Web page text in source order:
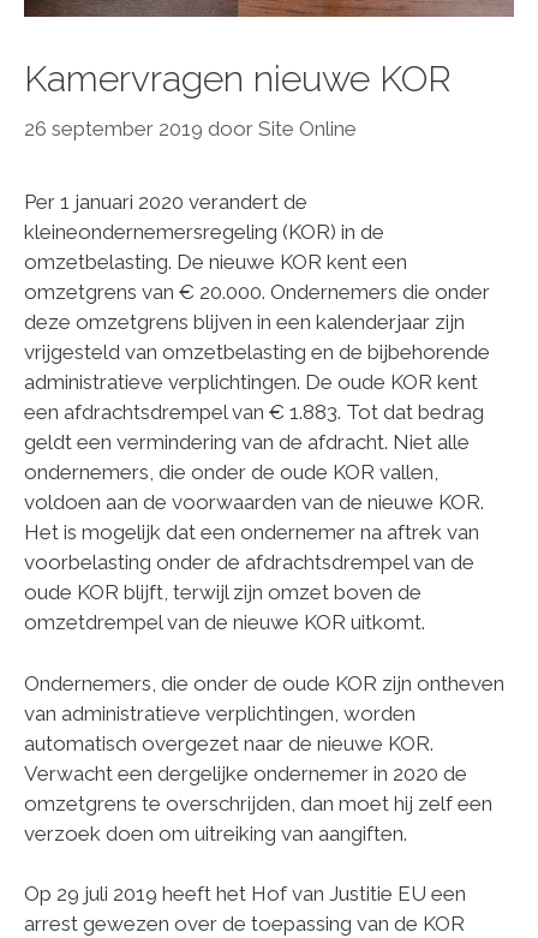
Kamervragen nieuwe KOR
26 september 2019 door Site Online
Per 1 januari 2020 verandert de
kleineondernemersregeling (KOR) in de
omzetbelasting. De nieuwe KOR kent een
omzetgrens van € 20.000. Ondernemers die onder
deze omzetgrens blijven in een kalenderjaar zijn
vrijgesteld van omzetbelasting en de bijbehorende
administratieve verplichtingen. De oude KOR kent
een afdrachtsdrempel van € 1.883. Tot dat bedrag
geldt een vermindering van de afdracht. Niet alle
ondernemers, die onder de oude KOR vallen,
voldoen aan de voorwaarden van de nieuwe KOR.
Het is mogelijk dat een ondernemer na aftrek van
voorbelasting onder de afdrachtsdrempel van de
oude KOR blijft, terwijl zijn omzet boven de
omzetdrempel van de nieuwe KOR uitkomt.
Ondernemers, die onder de oude KOR zijn ontheven
van administratieve verplichtingen, worden
automatisch overgezet naar de nieuwe KOR.
Verwacht een dergelijke ondernemer in 2020 de
omzetgrens te overschrijden, dan moet hij zelf een
verzoek doen om uitreiking van aangiften.
Op 29 juli 2019 heeft het Hof van Justitie EU een
arrest gewezen over de toepassing van de KOR